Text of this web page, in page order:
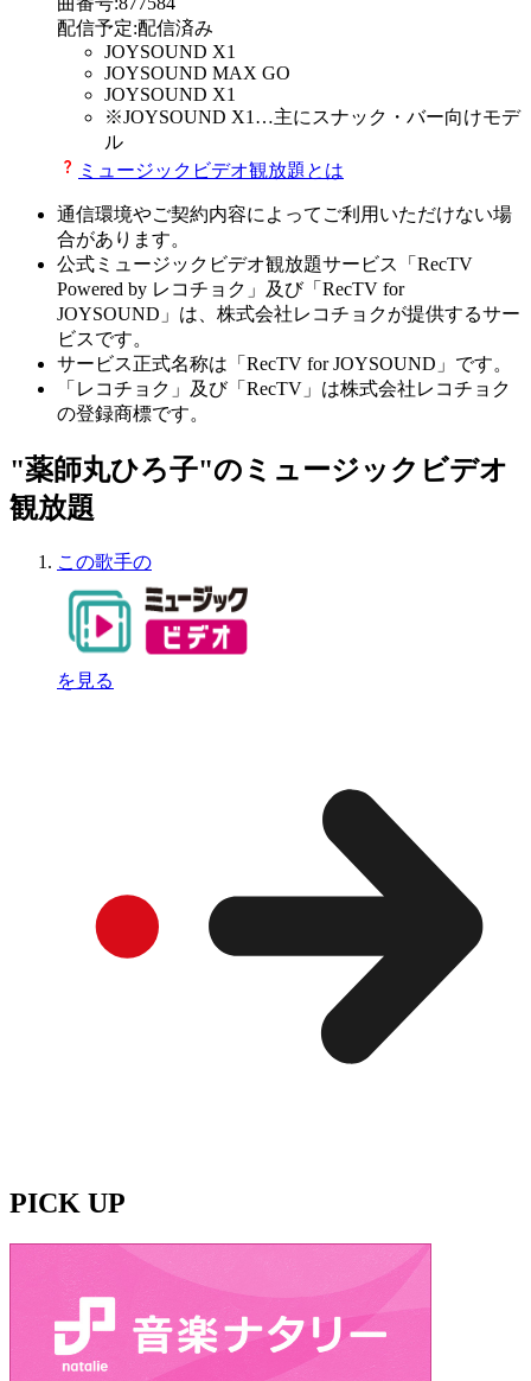
配信予定:配信済み
JOYSOUND X1
JOYSOUND MAX GO
JOYSOUND X1
※JOYSOUND X1 …主にスナック・バー向けモデ
ル
ミュージックビデオ観放題とは
通信環境やご契約内容によってご利用いただけない場
合があります。
公式ミュージックビデオ観放題サービス「RecTV
Powered by レコチョク」及び「RecTV for
JOYSOUND」は、株式会社レコチョクが提供するサー
ビスです。
サービス正式名称は「RecTV for JOYSOUND」です。
「レコチョク」及び「RecTV」は株式会社レコチョク
の登録商標です。
"薬師丸ひろ子"のミュージックビデオ
観放題
この歌手の
を見る
PICK UP